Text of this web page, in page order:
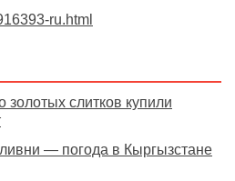
ru.html
золотых слитков купили
— погода в Кыргызстане